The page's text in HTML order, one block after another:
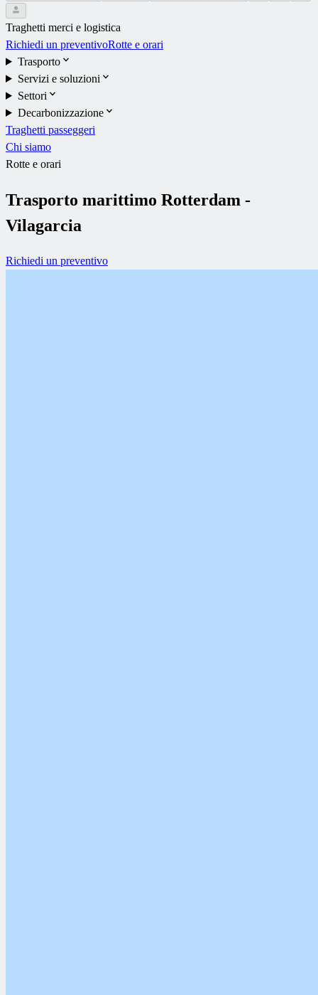
Traghetti merci e logistica
Richiedi un preventivoRotte e orari
Trasporto
Servizi e soluzioni
Settori
Decarbonizzazione
Traghetti passeggeri
Chi siamo
Rotte e orari
Trasporto marittimo Rotterdam -
Vilagarcia
Richiedi un preventivo